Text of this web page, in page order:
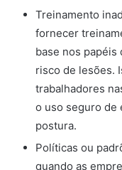
Treinamento
fornecer
base nos papéis
risco de lesões.
trabalhadores
o uso seguro de
postura.
Políticas ou
quando as